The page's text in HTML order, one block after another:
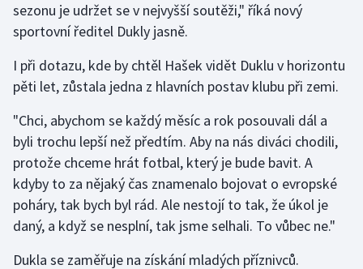
Jezdectví
Judo
Lezení
Lyže a snowboard
Moderní pětiboj
Motorsport
sezonu je udržet se v nejvyšší soutěži," říká nový
sportovní ředitel Dukly jasně.
I při dotazu, kde by chtěl Hašek vidět Duklu v horizontu
pěti let, zůstala jedna z hlavních postav klubu při zemi.
"Chci, abychom se každý měsíc a rok posouvali dál a
byli trochu lepší než předtím. Aby na nás diváci chodili,
protože chceme hrát fotbal, který je bude bavit. A
kdyby to za nějaký čas znamenalo bojovat o evropské
poháry, tak bych byl rád. Ale nestojí to tak, že úkol je
daný, a když se nesplní, tak jsme selhali. To vůbec ne."
Dukla se zaměřuje na získání mladých příznivců.